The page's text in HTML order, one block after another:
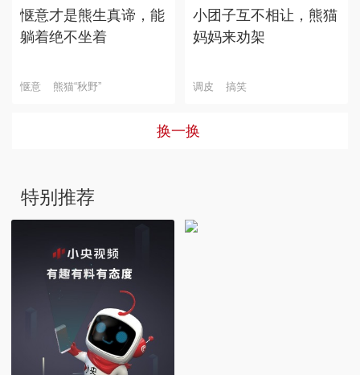
惬意才是熊生真谛，能
躺着绝不坐着
惬意 熊猫“秋野”
小团子互不相让，熊猫
妈妈来劝架
调皮 搞笑
换一换
特别推荐